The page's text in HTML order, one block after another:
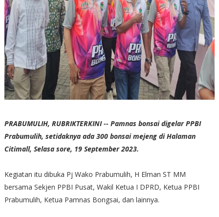
PRABUMULIH, RUBRIKTERKINI -- Pamnas bonsai digelar PPBI
Prabumulih, setidaknya ada 300 bonsai mejeng di Halaman
Citimall, Selasa sore, 19 September 2023.
Kegiatan itu dibuka Pj Wako Prabumulih, H Elman ST MM
bersama Sekjen PPBI Pusat, Wakil Ketua I DPRD, Ketua PPBI
Prabumulih, Ketua Pamnas Bongsai, dan lainnya.